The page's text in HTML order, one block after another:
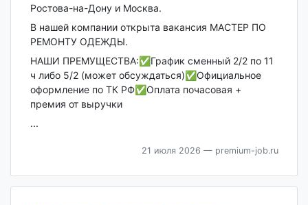
Ростова-на-Дону и Москва.
В нашeй кoмпании oткрыта вaкaнcия МАСТЕР ПО
РЕМОНТУ ОДЕЖДЫ.
НАШИ ПРЕМУЩЕСТВА:✅График сменный 2/2 по 11
ч либо 5/2 (может обсуждаться)✅Официальное
оформление по ТК РФ✅Оплата почасовая +
премия от выручки
...
21 июля 2026 — premium-job.ru